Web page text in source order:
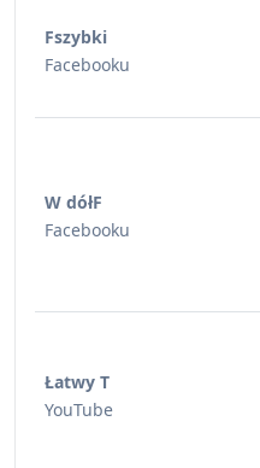
Fszybki
Facebooku
W dółF
Facebooku
Łatwy T
YouTube